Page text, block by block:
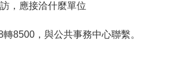
， 應接洽什麼單位
轉8500 ，與公共事務中心聯繫。